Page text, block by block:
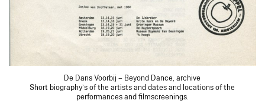
De Dans Voorbij – Beyond Dance, archive
Short biography’s of the artists and dates and locations of the
performances and filmscreenings.